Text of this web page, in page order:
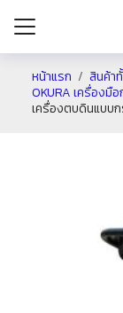
หน้าแรก สินค้า
OKURA เครื่องมื
เครื่องตบดินแบบ